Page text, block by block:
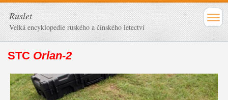
Ruslet
Velká encyklopedie ruského a čínského letectví
STC Orlan-2